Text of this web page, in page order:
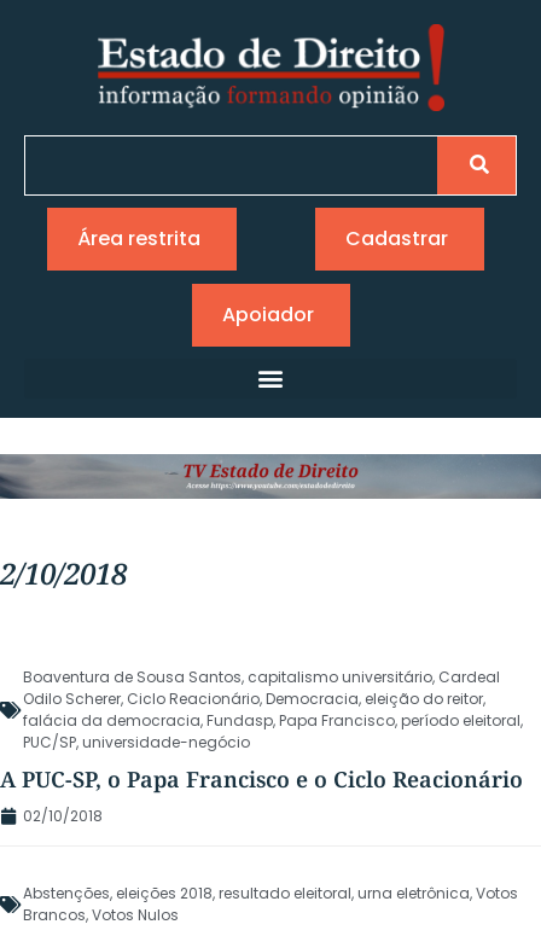
Área restrita Cadastrar
Apoiador
2/10/2018
Boaventura de Sousa Santos, capitalismo universitário, Cardeal
Odilo Scherer, Ciclo Reacionário,Democracia, eleição do reitor,
falácia da democracia,Fundasp,Papa Francisco,período eleitoral,
PUC/SP,universidade-negócio
A PUC-SP, o Papa Francisco e o Ciclo Reacionário
02/10/2018
Abstenções, eleições 2018,resultado eleitoral,urna eletrônica,Votos
Brancos,Votos Nulos